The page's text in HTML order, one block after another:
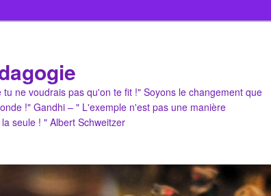
ne voudrais pas qu'on te fit !" Soyons le changement que
!" Gandhi – " L'exemple n'est pas une manière
seule ! " Albert Schweitzer